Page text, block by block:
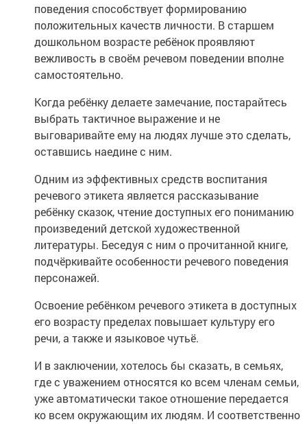
поведения способствует формированию
положительных качеств личности. В старшем
дошкольном возрасте ребёнок проявляют
вежливость в своём речевом поведении вполне
самостоятельно.
Когда ребёнку делаете замечание, постарайтесь
выбрать тактичное выражение и не
выговаривайте ему на людях лучше это сделать,
оставшись наедине с ним.
Одним из эффективных средств воспитания
речевого этикета является рассказывание
ребёнку сказок, чтение доступных его пониманию
произведений детской художественной
литературы. Беседуя с ним о прочитанной книге,
подчёркивайте особенности речевого поведения
персонажей.
Освоение ребёнком речевого этикета в доступных
его возрасту пределах повышает культуру его
речи, а также и языковое чутьё.
И в заключении, хотелось бы сказать, в семьях,
где с уважением относятся ко всем членам семьи,
уже автоматически такое отношение передается
ко всем окружающим их людям. И соответственно